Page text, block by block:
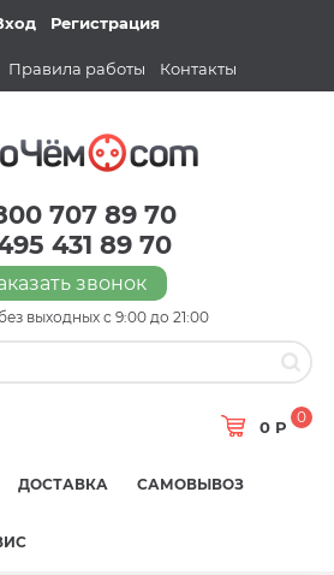
Регистрация
Правила работы Контакты
707 89 70
431 89 70
звонок
выходных с 9:00 до 21:00
0 Р
0
ДОСТАВКА САМОВЫВОЗ